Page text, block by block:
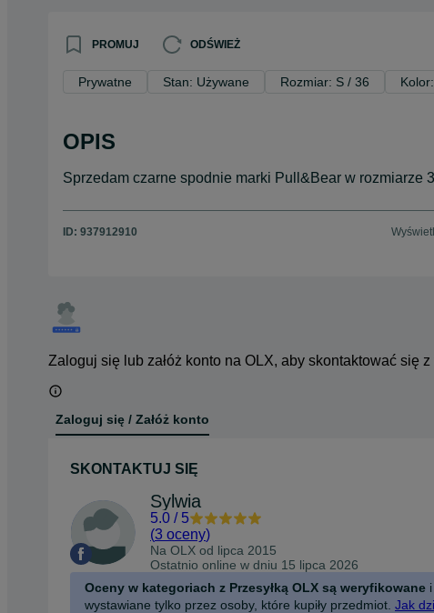
PROMUJ ODŚWIEŻ
Prywatne Stan: Używane Rozmiar: S / 36
OPIS
Sprzedam czarne spodnie marki Pull&Bear w rozmiarze
ID: 937912910
Zaloguj się lub załóż konto na OLX, aby skontaktować się
Zaloguj się / Załóż konto
SKONTAKTUJ SIĘ
Sylwia
5.0 / 5
(3 oceny)
Na OLX od lipca 2015
Ostatnio online w dniu 15 lipca 2026
Oceny w kategoriach z Przesyłką OLX są weryfikowane i
wystawiane tylko przez osoby, które kupiły przedmiot. Jak